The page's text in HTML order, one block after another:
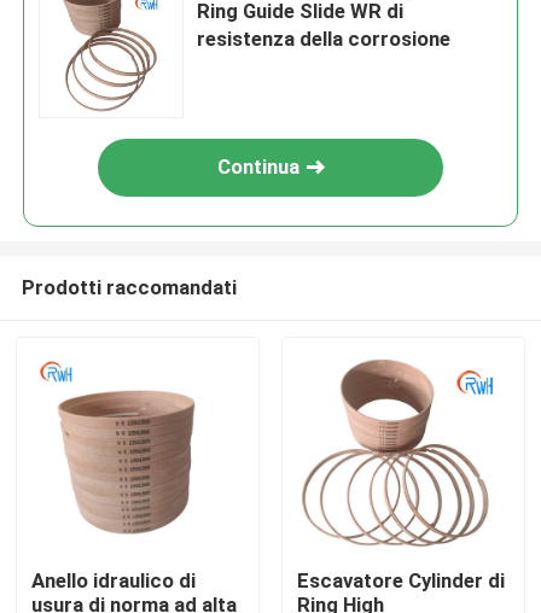
Casa
Ring Guide Slide WR di
resistenza della corrosione
Continua
Prodotti raccomandati
Anello idraulico di
usura di norma ad alta
Escavatore Cylinder di
Ring High